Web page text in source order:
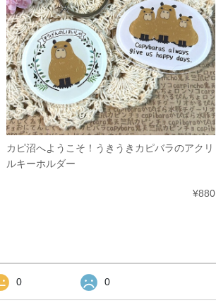
カピ沼へようこそ！うきうきカピバラのアクリ
ルキーホルダー
¥880
0 0